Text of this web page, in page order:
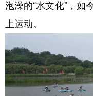
泡澡的“水文化”，
上运动。